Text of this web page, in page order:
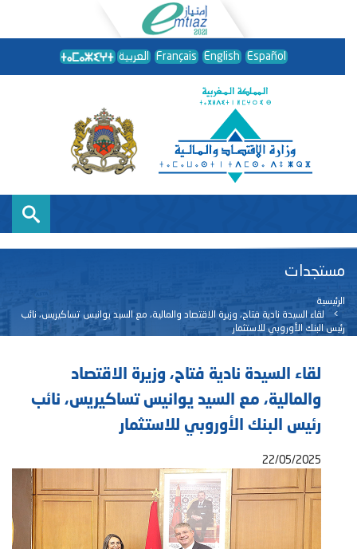
العربية Français English Español
مستجدات
الرئيسية
لقاء السيدة نادية فتاح، وزيرة الاقتصاد والمالية، مع السيد يوانيس تساكيريس، نائب
رئيس البنك الأوروبي للاستثمار
لقاء السيدة نادية فتاح، وزيرة الاقتصاد
والمالية، مع السيد يوانيس تساكيريس، نائب
رئيس البنك الأوروبي للاستثمار
22/05/2025